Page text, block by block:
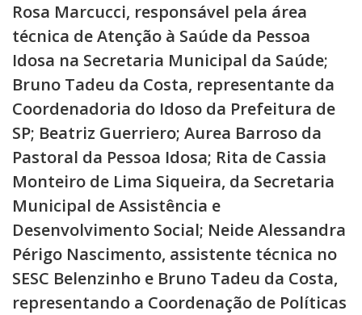
Rosa Marcucci, responsável pela área
técnica de Atenção à Saúde da Pessoa
Idosa na Secretaria Municipal da Saúde;
Bruno Tadeu da Costa, representante da
Coordenadoria do Idoso da Prefeitura de
SP; Beatriz Guerriero; Aurea Barroso da
Pastoral da Pessoa Idosa; Rita de Cassia
Monteiro de Lima Siqueira, da Secretaria
Municipal de Assistência e
Desenvolvimento Social; Neide Alessandra
Périgo Nascimento, assistente técnica no
SESC Belenzinho e Bruno Tadeu da Costa,
representando a Coordenação de Políticas